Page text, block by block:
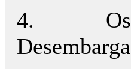
4. Os